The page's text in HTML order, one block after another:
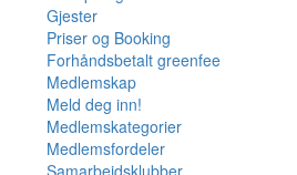
Gjester
Priser og Booking
Forhåndsbetalt greenfee
Medlemskap
Meld deg inn!
Medlemskategorier
Medlemsfordeler
Samarbeidsklubber